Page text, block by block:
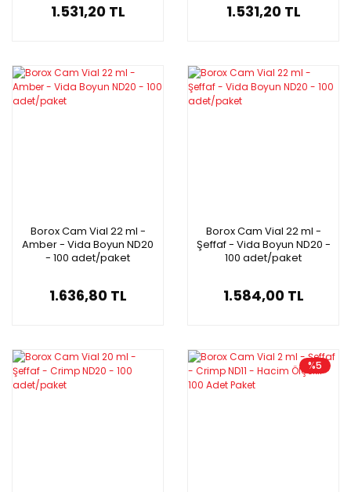
1.531,20 TL 1.531,20 TL
Borox Cam Vial 22 ml -
Amber - Vida Boyun ND20
- 100 adet/paket
1.636,80 TL
Borox Cam Vial 22 ml -
Şeffaf - Vida Boyun ND20 -
100 adet/paket
1.584,00 TL
%5